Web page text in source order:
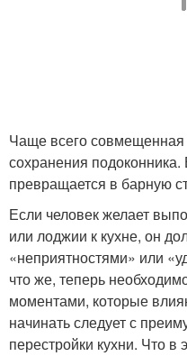
Чаще всего совмещенная
сохранения
превращается в барную
Если человек желает
или лоджии к кухне, он
«неприятностями» или
что же, теперь
моментами, которые
начинать следует с
перестройки кухни. Что в